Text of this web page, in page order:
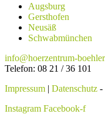
Augsburg
Gersthofen
Neusäß
Schwabmünchen
info@hoerzentrum-
Telefon: 08 21 / 36 101
Impressum | Datenschutz -
Instagram Facebook-f